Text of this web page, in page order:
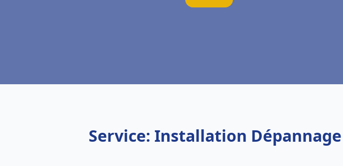
Service: Installation